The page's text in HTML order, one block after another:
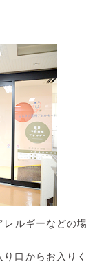
レルギーなどの場
口からお入りく